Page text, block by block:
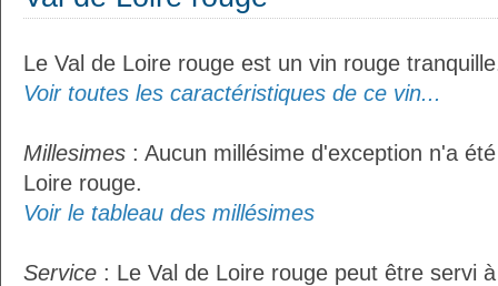
Le Val de Loire rouge est un vin rouge
Voir toutes les caractéristiques de ce vin...
Millesimes : Aucun millésime d'exception n'a
Loire rouge.
Voir le tableau des millésimes
Service : Le Val de Loire rouge peut être servi